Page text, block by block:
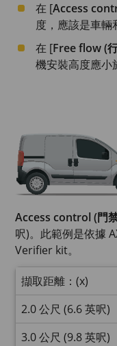
在 [Access
度，應該是車輛
在 [Free flow (
機安裝高度應小
Access control (門
呎)。此範例是依據
Verifier kit。
擷取距離：(x)
2.0 公尺 (6.6 英呎)
3.0 公尺 (9.8 英呎)